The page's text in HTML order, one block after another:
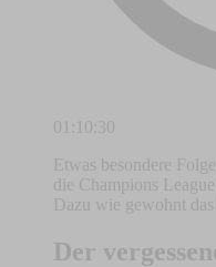
01:10:30
Etwas besondere
die Champions
Dazu wie gewohnt
Der